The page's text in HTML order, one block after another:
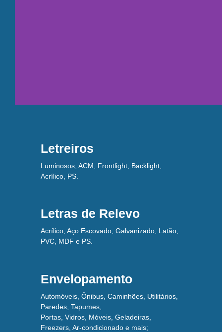
Letreiros
Luminosos, ACM, Frontlight, Backlight,
Acrílico, PS.
Letras de Relevo
Acrílico, Aço Escovado, Galvanizado, Latão,
PVC, MDF e PS.
Envelopamento
Automóveis, Ônibus, Caminhões, Utilitários,
Paredes, Tapumes,
Portas, Vidros, Móveis, Geladeiras,
Freezers, Ar-condicionado e mais;